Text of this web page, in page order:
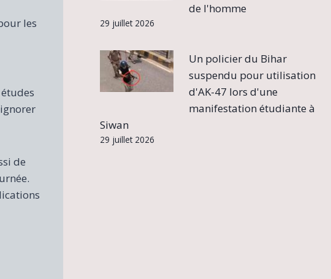
les
de
de l'homme
29 juillet 2026
Un policier du Bihar
suspendu pour utilisation
d'AK-47 lors d'une
manifestation étudiante à
Siwan
29 juillet 2026